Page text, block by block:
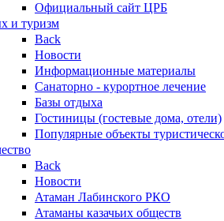
Официальный сайт ЦРБ
и туризм
Back
Новости
Информационные материалы
Санаторно - курортное лечение
Базы отдыха
Гостиницы (гостевые дома, отели)
Популярные объекты
Back
Новости
Атаман Лабинского РКО
Атаманы казачьих обществ